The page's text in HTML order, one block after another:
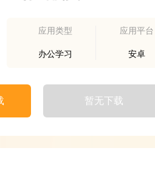
应用类型
办公学习
应用平台
安卓
暂无下载